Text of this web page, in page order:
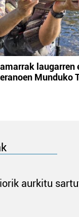
laugarren
Munduko
aurkitu